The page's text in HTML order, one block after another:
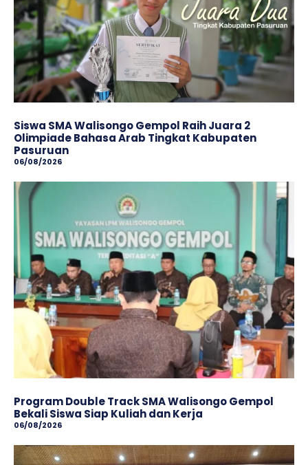
Siswa SMA Walisongo Gempol Raih Juara 2
Olimpiade Bahasa Arab Tingkat Kabupaten
Pasuruan
06/08/2026
Program Double Track SMA Walisongo Gempol
Bekali Siswa Siap Kuliah dan Kerja
06/08/2026